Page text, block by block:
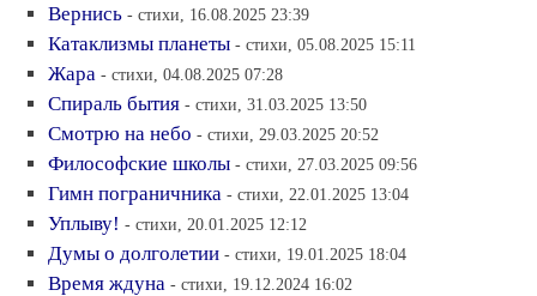
Вернись - стихи, 16.08.2025 23:39
Катаклизмы планеты - стихи, 05.08.2025 15:11
Жара - стихи, 04.08.2025 07:28
Спираль бытия - стихи, 31.03.2025 13:50
Смотрю на небо - стихи, 29.03.2025 20:52
Философские школы - стихи, 27.03.2025 09:56
Гимн пограничника - стихи, 22.01.2025 13:04
Уплыву! - стихи, 20.01.2025 12:12
Думы о долголетии - стихи, 19.01.2025 18:04
Время ждуна - стихи, 19.12.2024 16:02